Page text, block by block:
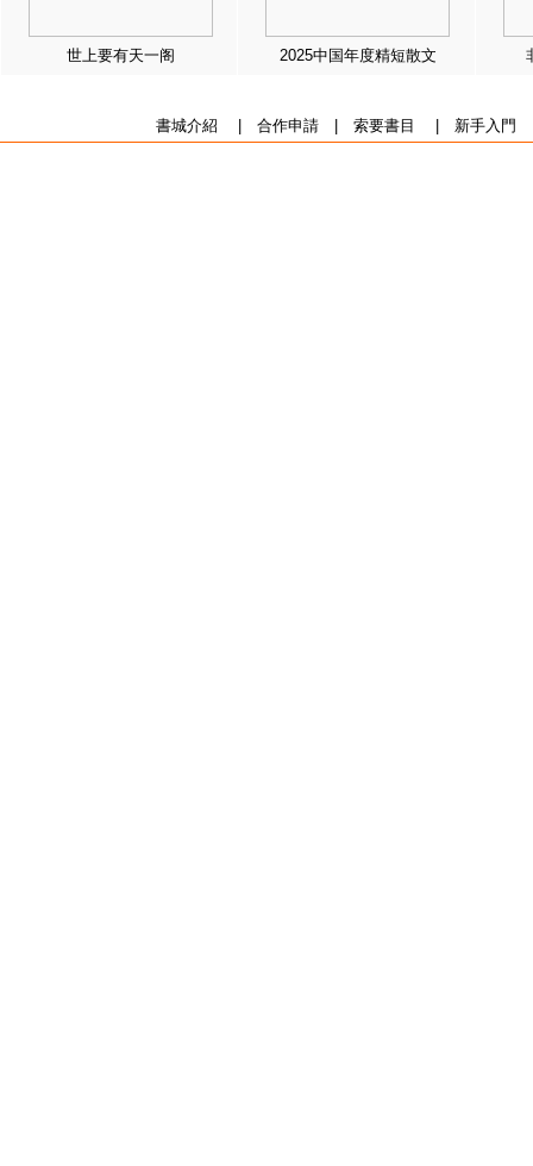
世上要有天一阁 2025中国年度精短散文
書城介紹 合作申請| 索要書目 新手入門